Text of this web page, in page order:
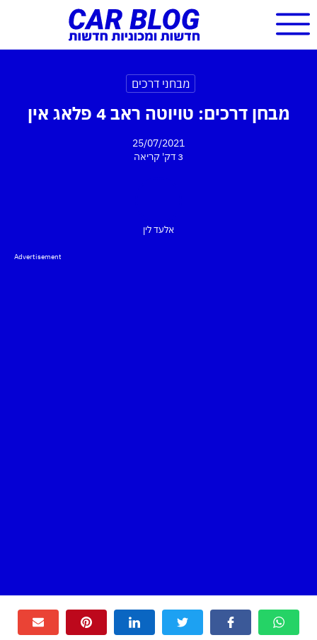
מבחני דרכים
מבחן דרכים: טויוטה ראב 4 פלאג אין
25/07/2021
3 דק'
קריאה
אלעד לין
Advertisement